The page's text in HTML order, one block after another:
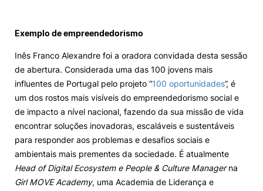
Exemplo de empreendedorismo
Inês Franco Alexandre foi a oradora convidada desta sessão
de abertura. Considerada uma das 100 jovens mais
influentes de Portugal pelo projeto “100 oportunidades”, é
um dos rostos mais visíveis do empreendedorismo social e
de impacto a nível nacional, fazendo da sua missão de vida
encontrar soluções inovadoras, escaláveis e sustentáveis
para responder aos problemas e desafios sociais e
ambientais mais prementes da sociedade. É atualmente
Head of Digital Ecosystem e People & Culture Managerna
Girl MOVE Academy, uma Academia de Liderança e